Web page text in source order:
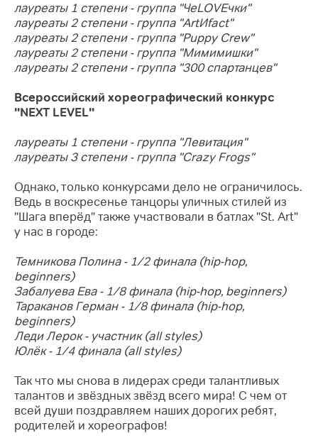
лауреаты 1 степени - группа "ЧеLOVEчки"
лауреаты 2 степени - группа "ArtИfact"
лауреаты 2 степени - группа "Puppy Crew"
лауреаты 2 степени - группа "Мимимишки"
лауреаты 2 степени - группа "300 спартанцев"
Всероссийский хореографический конкурс
"NEXT LEVEL"
лауреаты 1 степени - группа "Левитация"
лауреаты 3 степени - группа "Crazy Frogs"
Однако, только конкурсами дело не ограничилось.
Ведь в воскресенье танцоры уличных стилей из
"Шага вперёд" также участвовали в батлах "St. Art"
у нас в городе:
Темникова Полина - 1/2 финала (hip-hop,
beginners)
Забалуева Ева - 1/8 финала (hip-hop, beginners)
Тараканов Герман - 1/8 финала (hip-hop,
beginners)
Леди Лерок - участник (all styles)
Юлёк - 1/4 финала (all styles)
Так что мы снова в лидерах среди талантливых
талантов и звёздных звёзд всего мира! С чем от
всей души поздравляем наших дорогих ребят,
родителей и хореографов!